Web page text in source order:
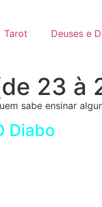
Tarot Deuses e
23 à
sabe ensinar
Diabo